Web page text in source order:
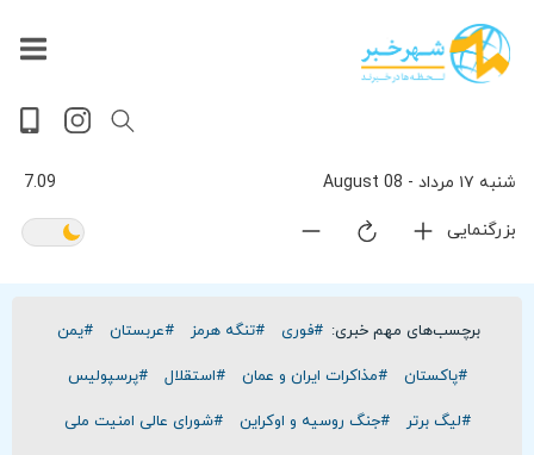
شنبه ۱۷ مرداد - 08 August 7.09
بزرگنمایی
پربیننده‌ترین
اخبار
آخرین
اخبار
پخش
داغ
ترین
سیاسی
ورزشی
اقتصادی
حوادث
گوناگون
تصویری
سلامت
جهان
فرهنگی
ویدیویی
بازار
برچسب‌های مهم خبری: #فوری #تنگه هرمز #عربستان #یمن
#پاکستان #مذاکرات ایران و عمان #استقلال #پرسپولیس
#لیگ برتر #جنگ روسیه و اوکراین #شورای عالی امنیت ملی